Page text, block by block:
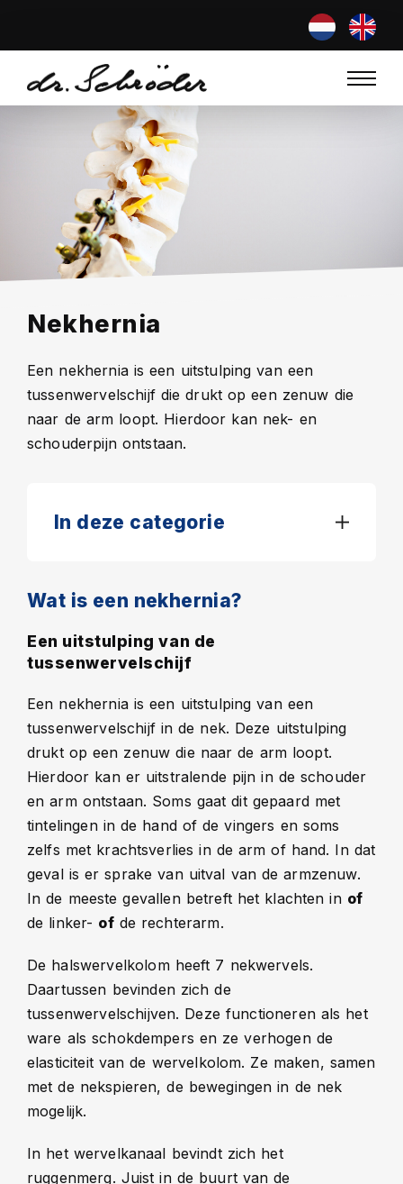
Nekhernia
Een nekhernia is een uitstulping van een
tussenwervelschijf die drukt op een zenuw die
naar de arm loopt. Hierdoor kan nek- en
schouderpijn ontstaan.
In deze categorie
Wat is een nekhernia?
Een uitstulping van de
tussenwervelschijf
Een nekhernia is een uitstulping van een
tussenwervelschijf in de nek. Deze uitstulping
drukt op een zenuw die naar de arm loopt.
Hierdoor kan er uitstralende pijn in de schouder
en arm ontstaan. Soms gaat dit gepaard met
tintelingen in de hand of de vingers en soms
zelfs met krachtsverlies in de arm of hand. In dat
geval is er sprake van uitval van de armzenuw.
In de meeste gevallen betreft het klachten in of
de linker- ofde rechterarm.
De halswervelkolom heeft 7 nekwervels.
Daartussen bevinden zich de
tussenwervelschijven. Deze functioneren als het
ware als schokdempers en ze verhogen de
elasticiteit van de wervelkolom. Ze maken, samen
met de nekspieren, de bewegingen in de nek
mogelijk.
In het wervelkanaal bevindt zich het
ruggenmerg. Juist in de buurt van de